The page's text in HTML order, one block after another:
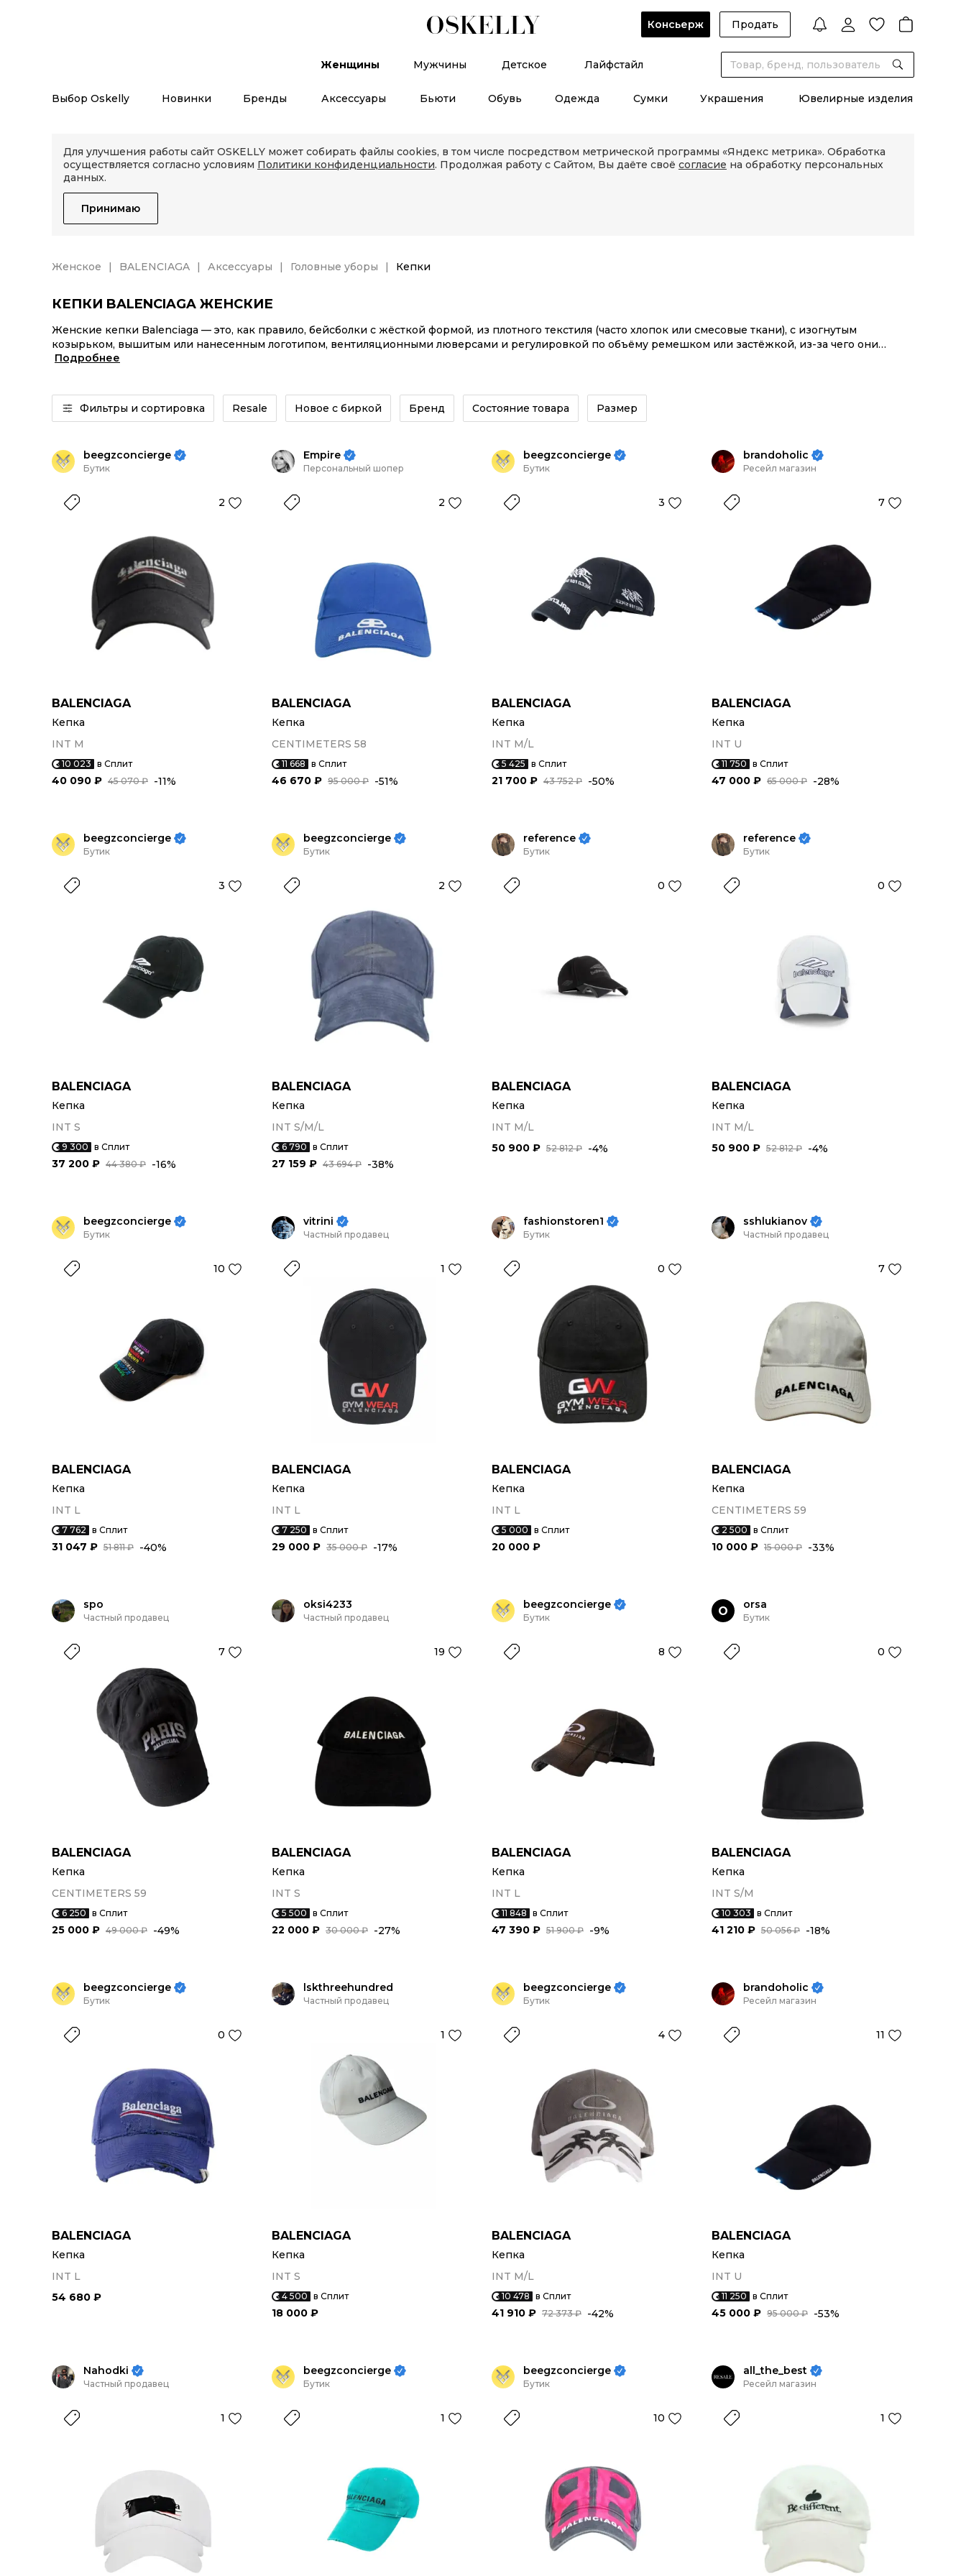
Консьерж Продать
Женщины Мужчины Детское Лайфстайл
Выбор Oskelly Новинки Бренды Аксессуары Бьюти Обувь Одежда Сумки Украшения Ювелирные изделия
Для улучшения работы сайт OSKELLY может собирать файлы cookies, в том числе посредством метрической программы «Яндекс метрика». Обработка
осуществляется согласно условиям Политики конфиденциальности. Продолжая работу с Сайтом, Вы даёте своё согласие на обработку персональных
данных.
Принимаю
Женское BALENCIAGA Аксессуары Головные уборы Кепки
КЕПКИ BALENCIAGA ЖЕНСКИЕ
Женские кепки Balenciaga — это, как правило, бейсболки с жёсткой формой, из плотного текстиля (часто хлопок или смесовые ткани), с изогнутым
козырьком, вышитым или нанесенным логотипом, вентиляционными люверсами и регулировкой по объёму ремешком или застёжкой, из-за чего они
хорошо держат посадку и подходят для ежедневной носки. Популярность кепок Balenciaga связана с высокой узнаваемостью логотипа и тем, что это
кроссовками
, ботинками и грубыми зимними моделями, а по цветам проще всего комбинируются черный, белый, серый и тёмно-синий.
Подробнее
Фильтры и сортировка Resale Новое с биркой Бренд Состояние товара Размер
beegzconcierge
Бутик
2
BALENCIAGA
Кепка
INT M
10 023 в Сплит
45 070 ₽
40 090 ₽ -11%
Empire
Персональный шопер
2
BALENCIAGA
Кепка
CENTIMETERS 58
11 668 в Сплит
95 000 ₽
46 670 ₽ -51%
beegzconcierge
Бутик
3
BALENCIAGA
Кепка
INT M/L
5 425 в Сплит
43 752 ₽
21 700 ₽ -50%
brandoholic
Ресейл магазин
7
BALENCIAGA
Кепка
INT U
11 750 в Сплит
65 000 ₽
47 000 ₽ -28%
beegzconcierge
Бутик
3
BALENCIAGA
Кепка
INT S
9 300 в Сплит
44 380 ₽
37 200 ₽ -16%
beegzconcierge
Бутик
2
BALENCIAGA
Кепка
INT S/M/L
6 790 в Сплит
43 694 ₽
27 159 ₽ -38%
reference
Бутик
0
BALENCIAGA
Кепка
INT M/L
52 812 ₽
50 900 ₽ -4%
reference
Бутик
0
BALENCIAGA
Кепка
INT M/L
52 812 ₽
50 900 ₽ -4%
beegzconcierge
Бутик
10
BALENCIAGA
Кепка
INT L
7 762 в Сплит
51 811 ₽
31 047 ₽ -40%
vitrini
Частный продавец
1
BALENCIAGA
Кепка
INT L
7 250 в Сплит
35 000 ₽
29 000 ₽ -17%
fashionstoren1
Бутик
0
BALENCIAGA
Кепка
INT L
5 000 в Сплит
20 000 ₽
sshlukianov
Частный продавец
7
BALENCIAGA
Кепка
CENTIMETERS 59
2 500 в Сплит
15 000 ₽
10 000 ₽ -33%
spo
Частный продавец
7
BALENCIAGA
Кепка
CENTIMETERS 59
6 250 в Сплит
49 000 ₽
25 000 ₽ -49%
oksi4233
Частный продавец
19
BALENCIAGA
Кепка
INT S
5 500 в Сплит
30 000 ₽
22 000 ₽ -27%
beegzconcierge
Бутик
8
BALENCIAGA
Кепка
INT L
11 848 в Сплит
51 900 ₽
47 390 ₽ -9%
O orsa
Бутик
0
BALENCIAGA
Кепка
INT S/M
10 303 в Сплит
50 056 ₽
41 210 ₽ -18%
beegzconcierge
Бутик
0
BALENCIAGA
Кепка
INT L
54 680 ₽
lskthreehundred
Частный продавец
1
BALENCIAGA
Кепка
INT S
4 500 в Сплит
18 000 ₽
beegzconcierge
Бутик
4
BALENCIAGA
Кепка
INT M/L
10 478 в Сплит
72 373 ₽
41 910 ₽ -42%
brandoholic
Ресейл магазин
11
BALENCIAGA
Кепка
INT U
11 250 в Сплит
95 000 ₽
45 000 ₽ -53%
Nahodki
Частный продавец
1
beegzconcierge
Бутик
1
beegzconcierge
Бутик
10
all_the_best
Ресейл магазин
1